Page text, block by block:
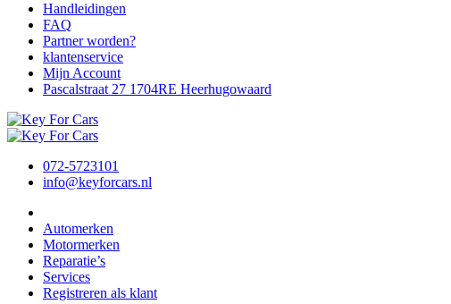
Handleidingen
FAQ
Partner worden?
klantenservice
Mijn Account
Pascalstraat 27 1704RE Heerhugowaard
072-5723101
info@keyforcars.nl
Automerken
Motormerken
Reparatie’s
Services
Registreren als klant